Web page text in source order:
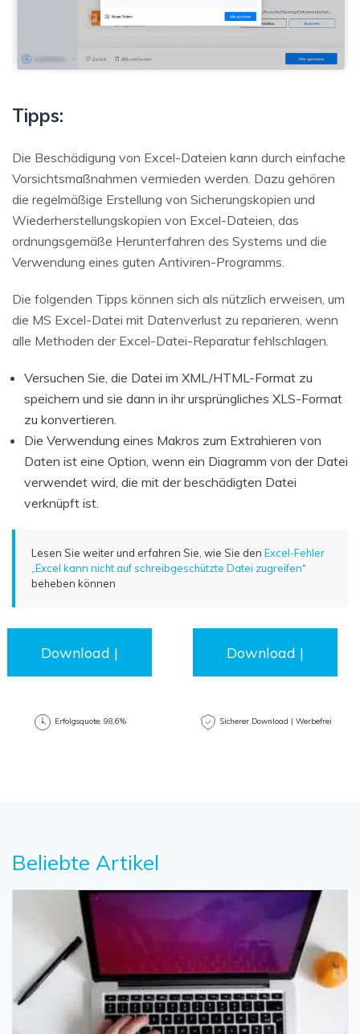
Tipps:
Die Beschädigung von Excel-Dateien kann durch einfache
Vorsichtsmaßnahmen vermieden werden. Dazu gehören
die regelmäßige Erstellung von Sicherungskopien und
Wiederherstellungskopien von Excel-Dateien, das
ordnungsgemäße Herunterfahren des Systems und die
Verwendung eines guten Antiviren-Programms.
Die folgenden Tipps können sich als nützlich erweisen, um
die MS Excel-Datei mit Datenverlust zu reparieren, wenn
alle Methoden der Excel-Datei-Reparatur fehlschlagen.
Versuchen Sie, die Datei im XML/HTML-Format zu
speichern und sie dann in ihr ursprüngliches XLS-Format
zu konvertieren.
Die Verwendung eines Makros zum Extrahieren von
Daten ist eine Option, wenn ein Diagramm von der Datei
verwendet wird, die mit der beschädigten Datei
verknüpft ist.
Lesen Sie weiter und erfahren Sie, wie Sie den Excel-Fehler
„Excel kann nicht auf schreibgeschützte Datei zugreifen“
beheben können
Download |
Erfolgsquote: 98,6%
Download |
Sicherer Download | Werbefrei
Beliebte Artikel